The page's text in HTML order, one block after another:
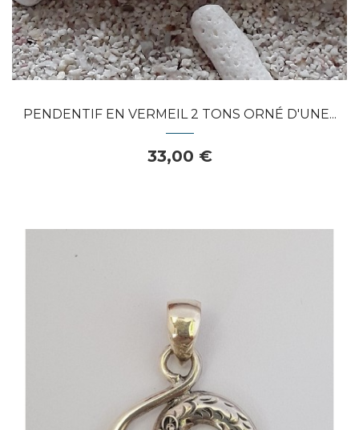
PENDENTIF EN VERMEIL 2 TONS ORNÉ D'UNE...
33,00 €